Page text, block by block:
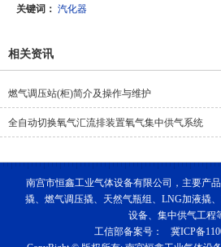
关键词： 汽化器
相关资讯
燃气调压站(柜)简介及操作与维护
全自动切换氧气汇流排装置氧气集中供气系统
南宫市恒鑫工业气体设备有限公司，主要产
撬、燃气调压撬、天然气瓶组、LNG加液撬
设备、集中供气工程
工信部备案号：
冀ICP备